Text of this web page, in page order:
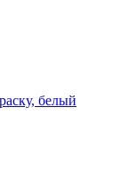
белый